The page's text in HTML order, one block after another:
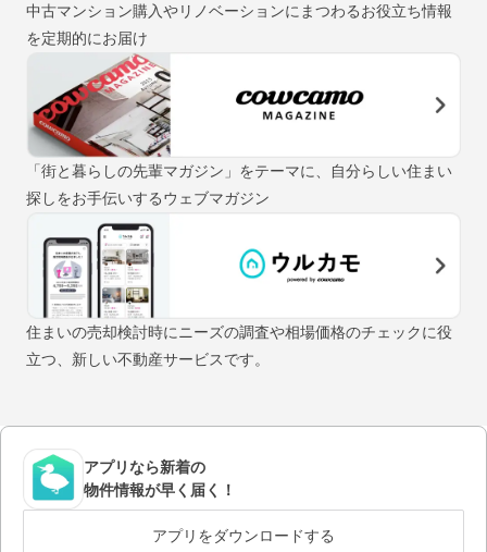
中古マンション購入やリノベーションにまつわるお役立ち情報
を定期的にお届け
「街と暮らしの先輩マガジン」をテーマに、自分らしい住まい
探しをお手伝いするウェブマガジン
住まいの売却検討時にニーズの調査や相場価格のチェックに役
立つ、新しい不動産サービスです。
アプリなら新着の
物件情報が早く届く！
アプリをダウンロードする